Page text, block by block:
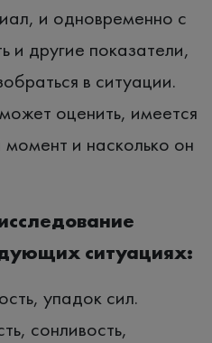
и одновременно с
и другие показатели,
в ситуации.
оценить, имеется
и насколько он
ситуациях:
упадок сил.
сонливость,